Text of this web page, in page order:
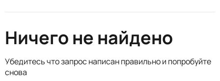
Ничего не найдено
Убедитесь что запрос написан правильно и попробуйте
снова